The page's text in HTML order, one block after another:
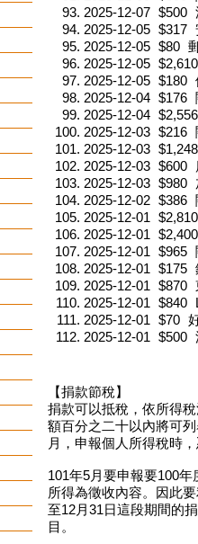
2025-12-07 $500
2025-12-05 $317
2025-12-05 $80
2025-12-05 $2,610
2025-12-05 $180
2025-12-04 $176
2025-12-04 $2,556
2025-12-03 $216
2025-12-03 $1,248
2025-12-03 $600
2025-12-03 $980
2025-12-02 $386
2025-12-01 $2,810
2025-12-01 $2,400
2025-12-01 $965
2025-12-01 $175
2025-12-01 $870
2025-12-01 $840
2025-12-01 $70
2025-12-01 $500
【捐款節稅】
捐款可以抵稅，依所得
額百分之二十以內將可
月，申報個人所得稅時
101年5月要申報要100
所得為徵收內容。因此
至12月31日這段期間的
目。